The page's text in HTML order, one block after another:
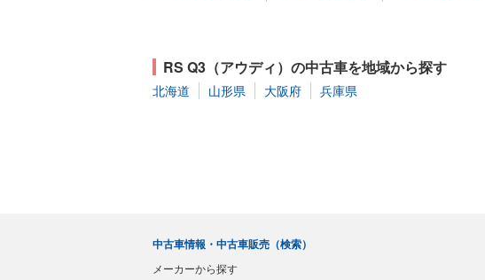
RS Q3（アウディ）の中古車を地域から探す
北海道 山形県 大阪府 兵庫県
中古車情報・中古車販売（検索）
メーカーから探す